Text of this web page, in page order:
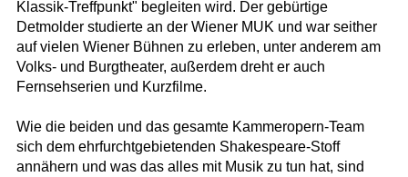
Klassik-Treffpunkt" begleiten wird. Der gebürtige
Detmolder studierte an der Wiener MUK und war seither
auf vielen Wiener Bühnen zu erleben, unter anderem am
Volks- und Burgtheater, außerdem dreht er auch
Fernsehserien und Kurzfilme.
Wie die beiden und das gesamte Kammeropern-Team
sich dem ehrfurchtgebietenden Shakespeare-Stoff
annähern und was das alles mit Musik zu tun hat, sind